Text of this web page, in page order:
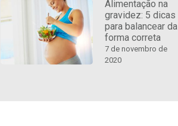
Alimentação na
gravidez: 5 dicas
para balancear da
forma correta
7 de novembro de
2020